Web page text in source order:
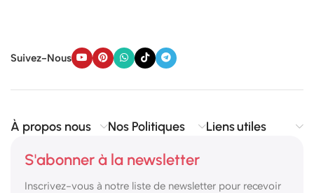
Suivez-Nous
À propos nous Nos Politiques Liens utiles
S'abonner à la newsletter
Inscrivez-vous à notre liste de newsletter pour recevoir